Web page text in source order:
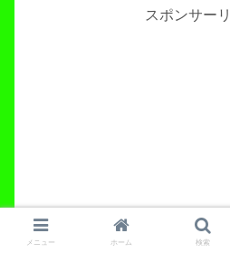
スポンサー
メニュー ホーム 検索